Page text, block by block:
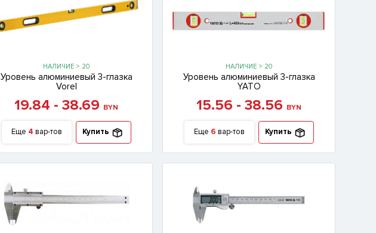
НАЛИЧИЕ > 20
Уровень алюминиевый 3-глазка
Vorel
19.84 - 38.69 BYN
Еще 4 вар-тов Купить
НАЛИЧИЕ > 20
Уровень алюминиевый 3-глазка
YATO
15.56 - 38.56 BYN
Еще 6 вар-тов Купить